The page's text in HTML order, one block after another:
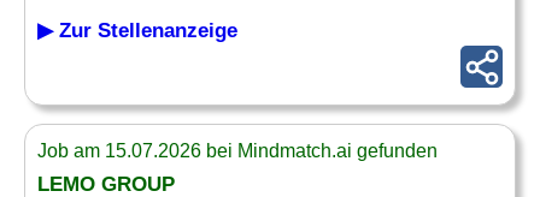
▶ Zur Stellenanzeige
Job am 15.07.2026 bei Mindmatch.ai gefunden
LEMO GROUP